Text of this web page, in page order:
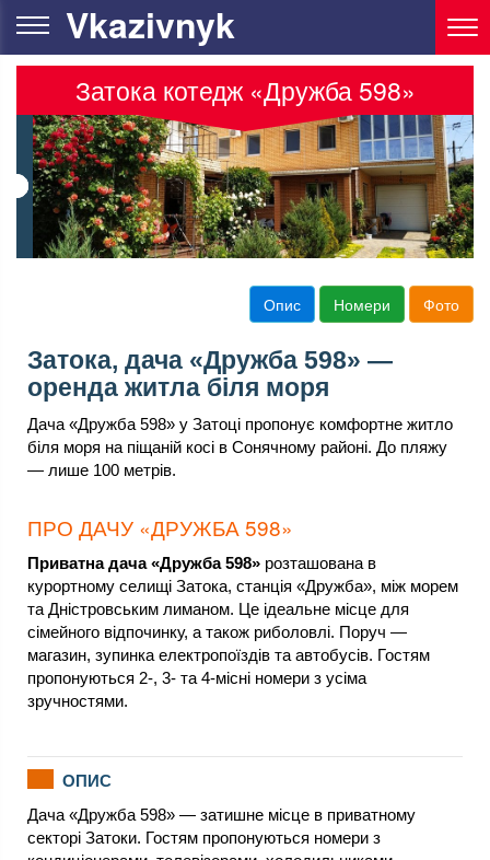
Vkazivnyk
Затока котедж «Дружба 598»
Опис Номери Фото
Затока, дача «Дружба 598» —
оренда житла біля моря
Дача «Дружба 598» у Затоці пропонує комфортне житло
біля моря на піщаній косі в Сонячному районі. До пляжу
— лише 100 метрів.
ПРО ДАЧУ «ДРУЖБА 598»
Приватна дача «Дружба 598» розташована в
курортному селищі Затока, станція «Дружба», між морем
та Дністровським лиманом. Це ідеальне місце для
сімейного відпочинку, а також риболовлі. Поруч —
магазин, зупинка електропоїздів та автобусів. Гостям
пропонуються 2-, 3- та 4-місні номери з усіма
зручностями.
ОПИС
Дача «Дружба 598» — затишне місце в приватному
секторі Затоки. Гостям пропонуються номери з